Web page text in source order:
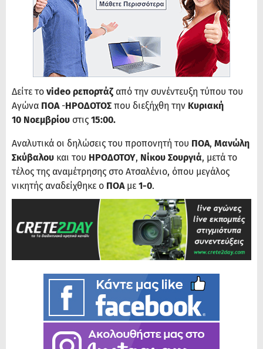
Δείτε το video ρεπορτάζ από την συνέντευξη τύπου του
Αγώνα ΠΟΑ-ΗΡΟΔΟΤΟΣ που διεξήχθη την Κυριακή
10 Νοεμβρίου στις 15:00.
Αναλυτικά οι δηλώσεις του προπονητή του ΠΟΑ, Μανώλη
Σκύβαλου και του ΗΡΟΔΟΤΟΥ, Νίκου Σουργιά, μετά το
τέλος της αναμέτρησης στο Ατσαλένιο, όπου μεγάλος
νικητής αναδείχθηκε ο ΠΟΑ με 1-0.